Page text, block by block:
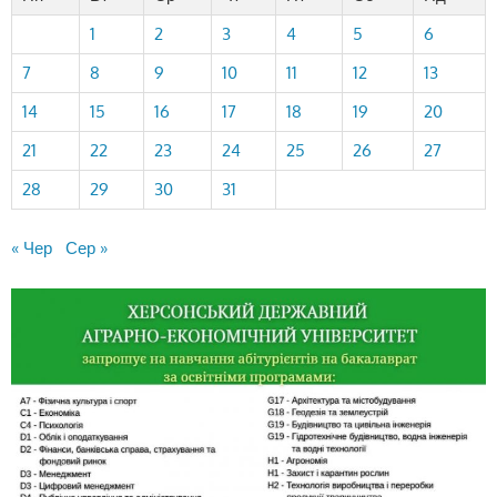
1
2 3 4 5
6
7
8 9 10 11 12
13
14
15 16 17 18 19
20
21
22 23 24 25 26
27
28
29 30 31
« Чер Сер »